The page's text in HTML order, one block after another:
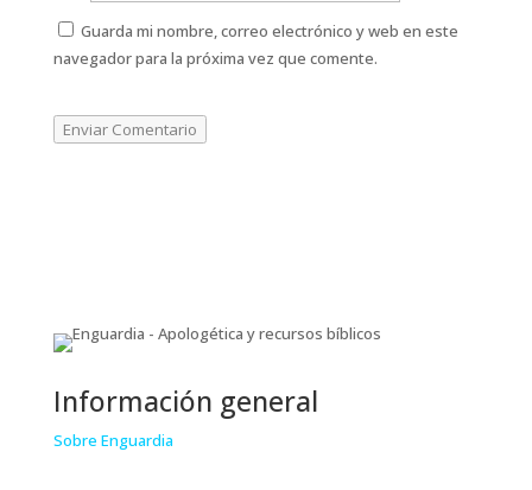
Guarda mi nombre, correo electrónico y web en este
navegador para la próxima vez que comente.
Enviar Comentario
Información general
Sobre Enguardia